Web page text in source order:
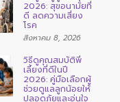
2026: สุขอนามัยที่
ดี ลดความเสี่ยง
โรค
สิงหาคม 8, 2026
วิธีดูคุณสมบัติพี่
เลี้ยงที่ดีในปี
2026: คู่มือเลือกผู้
ช่วยดูแลลูกน้อยให้
ปลอดภัยและอุ่นใจ